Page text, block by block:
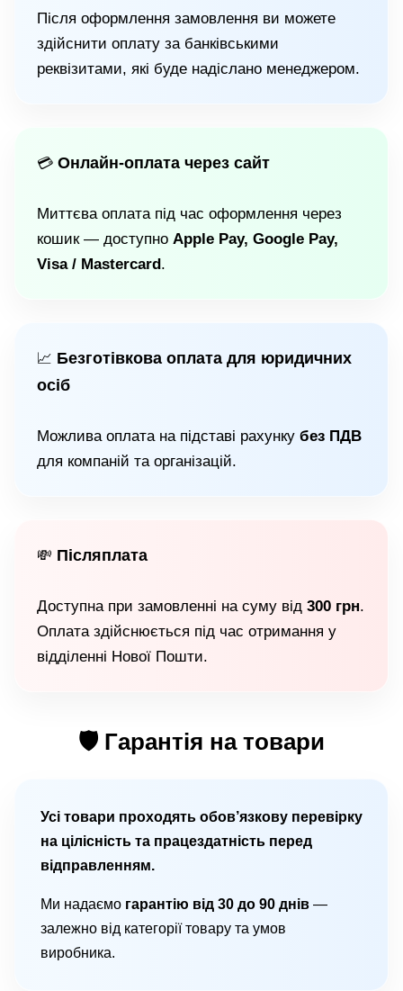
Після оформлення замовлення ви можете
здійснити оплату за банківськими
реквізитами, які буде надіслано менеджером.
💳 Онлайн-оплата через сайт
Миттєва оплата під час оформлення через
кошик — доступно Apple Pay, Google Pay,
Visa / Mastercard.
📈 Безготівкова оплата для юридичних
осіб
Можлива оплата на підставі рахунку без ПДВ
для компаній та організацій.
💸 Післяплата
Доступна при замовленні на суму від 300 грн.
Оплата здійснюється під час отримання у
відділенні Нової Пошти.
🛡 Гарантія на товари
Усі товари проходять обов’язкову перевірку
на цілісність та працездатність перед
відправленням.
Ми надаємо гарантію від 30 до 90 днів —
залежно від категорії товару та умов
виробника.